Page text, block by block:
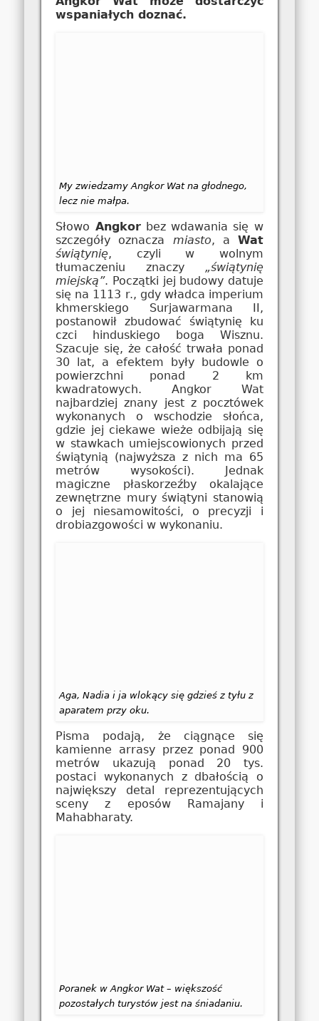
wspaniałych doznać.
My zwiedzamy Angkor Wat na głodnego,
lecz nie małpa.
Słowo Angkorbez wdawania się w
szczegóły oznacza miasto, a Wat
świątynię, czyli w wolnym
tłumaczeniu znaczy „świątynię
miejską”. Początki jej budowy datuje
się na 1113 r., gdy władca imperium
khmerskiego Surjawarmana II,
postanowił zbudować świątynię ku
czci hinduskiego boga Wisznu.
Szacuje się, że całość trwała ponad
30 lat, a efektem były budowle o
powierzchni ponad 2 km
kwadratowych. Angkor Wat
najbardziej znany jest z pocztówek
wykonanych o wschodzie słońca,
gdzie jej ciekawe wieże odbijają się
w stawkach umiejscowionych przed
świątynią (najwyższa z nich ma 65
metrów wysokości). Jednak
magiczne płaskorzeźby okalające
zewnętrzne mury świątyni stanowią
o jej niesamowitości, o precyzji i
drobiazgowości w wykonaniu.
Aga, Nadia i ja wlokący się gdzieś z tyłu z
aparatem przy oku.
Pisma podają, że ciągnące się
kamienne arrasy przez ponad 900
metrów ukazują ponad 20 tys.
postaci wykonanych z dbałością o
największy detal reprezentujących
sceny z eposów Ramajany i
Mahabharaty.
Poranek w Angkor Wat – większość
pozostałych turystów jest na śniadaniu.